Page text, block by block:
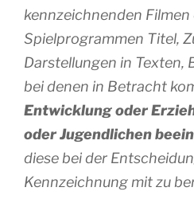
kennzeichnenden Filmen
Spielprogrammen Titel,
Darstellungen in Texten,
bei denen in Betracht
Entwicklung oder
oder Jugendlichen
diese bei der
Kennzeichnung mit zu